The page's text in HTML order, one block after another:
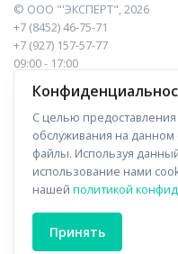
© ООО "'ЭКСПЕРТ", 2026
+7 (8452) 46-75-71
+7 (927) 157-57-77
09:00 - 17:00
410017, Саратов, Пугачева, 10
Навигация
Прайс-лист
Отзывы
Форма связи
С целью
обслуживания на данном
файлы. Используя
использование нами
нашей политикой
Принять